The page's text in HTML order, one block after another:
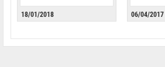
18/01/2018 06/04/2017